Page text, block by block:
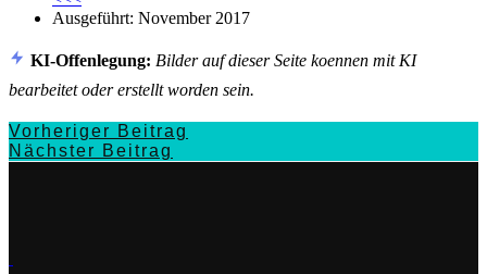
Ausgeführt: November 2017
KI-Offenlegung: Bilder auf dieser Seite koennen mit KI
bearbeitet oder erstellt worden sein.
Vorheriger Beitrag
Nächster Beitrag